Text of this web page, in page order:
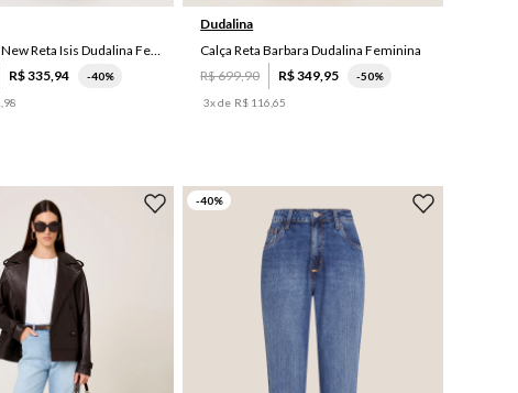
Calça Jeans New Reta Isis Dudalina Feminina
R$335 94 -40%
98
Dudalina
Calça Reta Barbara Dudalina Feminina
R$699,90 R$349 95 -50%
3x de R$ 116 ,65
-40%